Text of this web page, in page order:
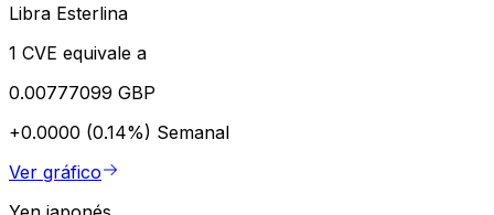
Libra Esterlina
1 CVE equivale a
0.00777099 GBP
+0.0000 (0.14%) Semanal
Ver gráfico